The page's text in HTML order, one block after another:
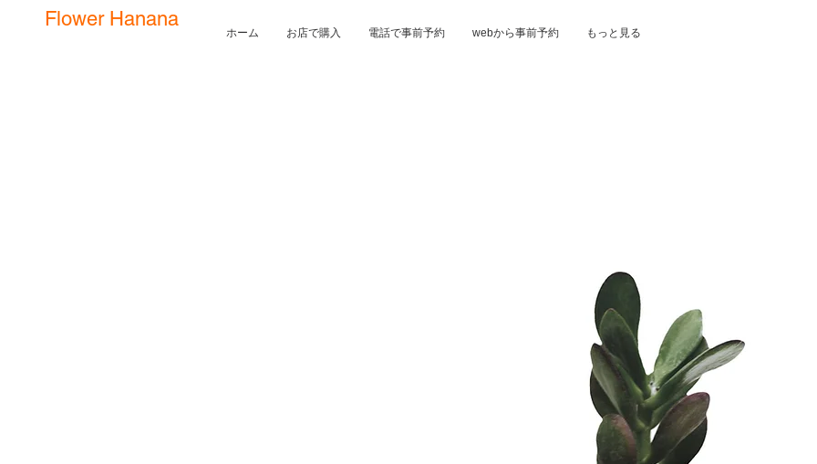
Flower Hanana
ホーム お店で購入 電話で事前予約 webから事前予約 もっと見る